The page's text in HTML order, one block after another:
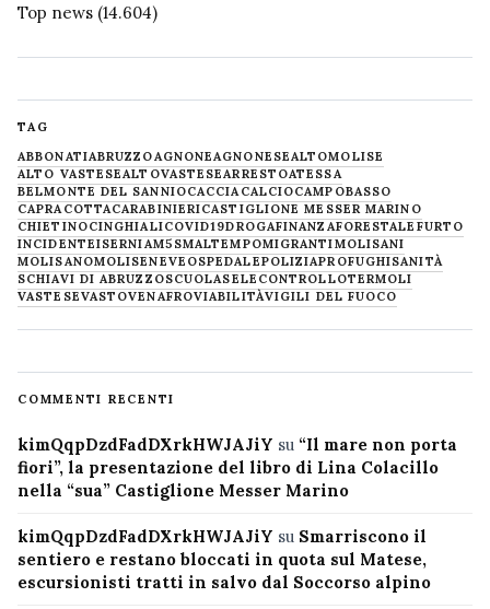
Top news (14.604)
TAG
ABBONATIABRUZZOAGNONEAGNONESEALTOMOLISE
ALTO VASTESEALTOVASTESEARRESTOATESSA
BELMONTE DEL SANNIOCACCIA CALCIOCAMPOBASSO
CAPRACOTTACARABINIERICASTIGLIONE MESSER MARINO
CHIETINOCINGHIALICOVID19DROGAFINANZAFORESTALE FURTO
INCIDENTEISERNIAM5SMALTEMPOMIGRANTIMOLISANI
MOLISANOMOLISENEVE OSPEDALEPOLIZIAPROFUGHISANITÀ
SCHIAVI DI ABRUZZOSCUOLASELECONTROLLOTERMOLI
VASTESEVASTOVENAFROVIABILITÀVIGILI DEL FUOCO
COMMENTI RECENTI
kimQqpDzdFadDXrkHWJAJiY su “Il mare non porta
fiori”, la presentazione del libro di Lina Colacillo
nella “sua” Castiglione Messer Marino
kimQqpDzdFadDXrkHWJAJiY su Smarriscono il
sentiero e restano bloccati in quota sul Matese,
escursionisti tratti in salvo dal Soccorso alpino